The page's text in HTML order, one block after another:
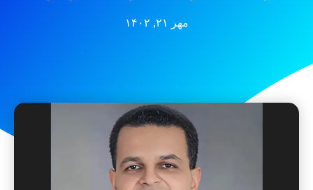
مهر ۲۱, ۱۴۰۲